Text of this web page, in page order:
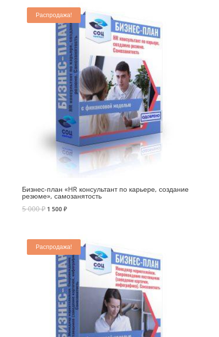
Распродажа!
Бизнес-план «HR консультант по карьере, создание
резюме», самозанятость
5 000₽ 1 500₽
Распродажа!